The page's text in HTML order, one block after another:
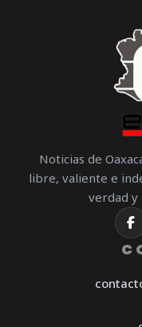
Noticias de
libre, valiente e
verdad y